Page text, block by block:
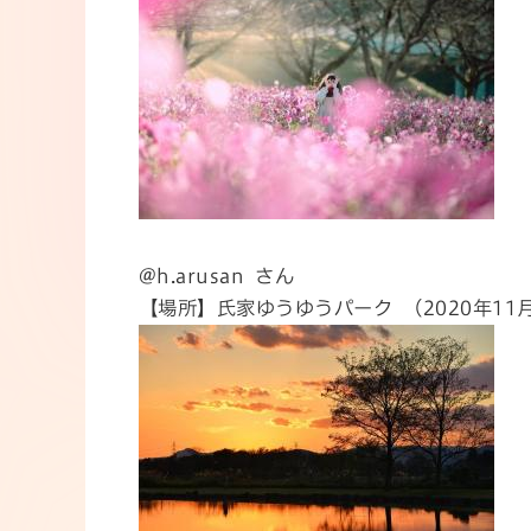
@h.arusan さん
【場所】氏家ゆうゆうパーク （2020年11